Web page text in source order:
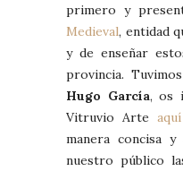
primero y
Medieval, entidad
y de enseñar
provincia.
Hugo García, os
Vitruvio Arteaquí
manera concisa
nuestro público